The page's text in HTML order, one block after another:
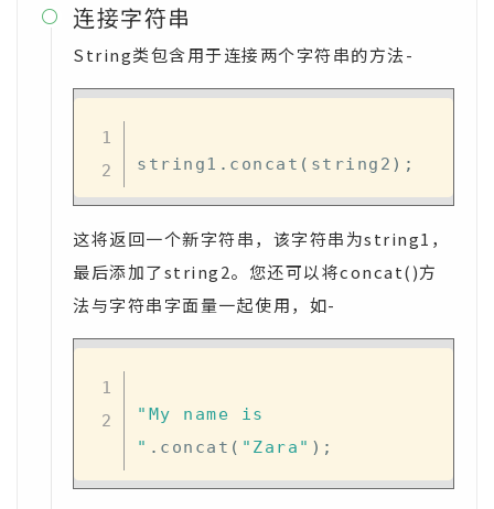
 连接字符串
String类包含用于连接两个字符串的方法-
string1 . concat ( string2 ) ;
这将返回一个新字符串，该字符串为string1，
最后添加了string2。您还可以将concat()方
法与字符串字面量一起使用，如-
"My name is
" . concat ( "Zara" ) ;